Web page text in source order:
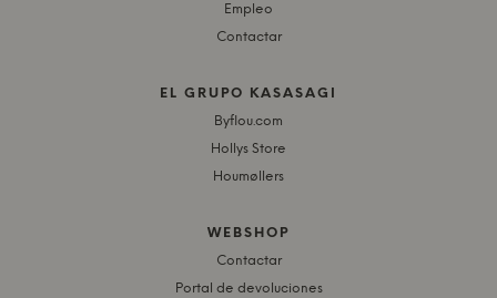
Empleo
Contactar
EL GRUPO KASASAGI
Byflou.com
Hollys Store
Houmøllers
WEBSHOP
Contactar
Portal de devoluciones